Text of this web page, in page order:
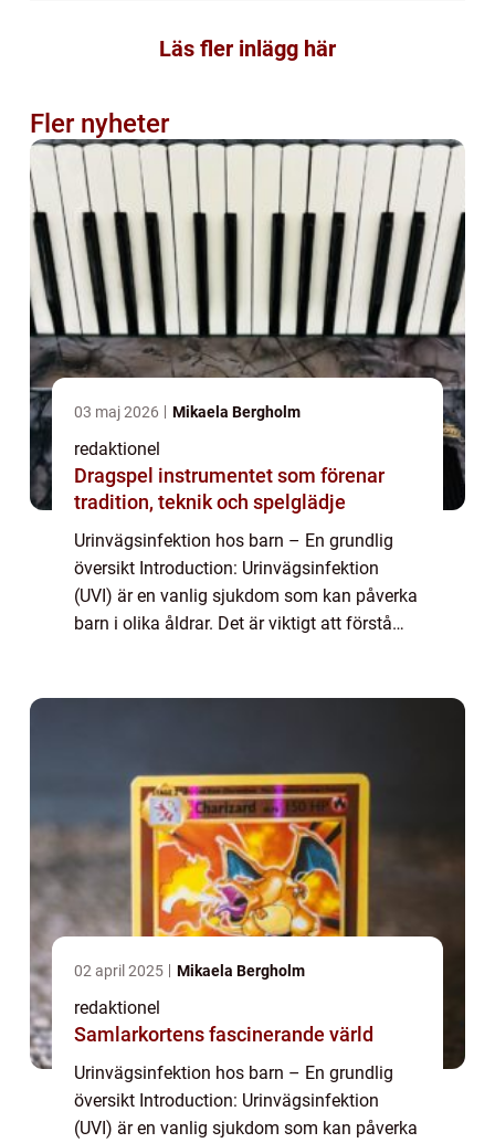
Läs fler inlägg här
Fler nyheter
03 maj 2026 Mikaela Bergholm
redaktionel
Dragspel instrumentet som förenar
tradition, teknik och spelglädje
Urinvägsinfektion hos barn – En grundlig
översikt Introduction: Urinvägsinfektion
(UVI) är en vanlig sjukdom som kan påverka
barn i olika åldrar. Det är viktigt att förstå
02 april 2025 Mikaela Bergholm
redaktionel
Samlarkortens fascinerande värld
Urinvägsinfektion hos barn – En grundlig
översikt Introduction: Urinvägsinfektion
(UVI) är en vanlig sjukdom som kan påverka